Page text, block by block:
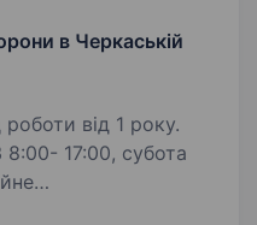
в Черкаській
від 1 року.